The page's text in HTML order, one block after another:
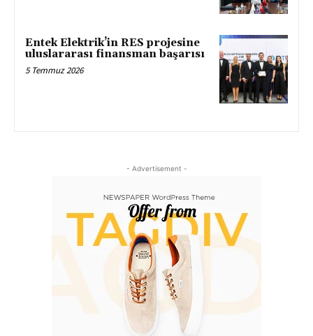
Entek Elektrik’in RES projesine
uluslararası finansman başarısı
5 Temmuz 2026
- Advertisement -